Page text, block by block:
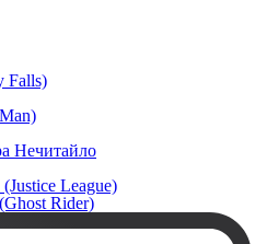
Falls)
Нечитайло
League)
Rider)